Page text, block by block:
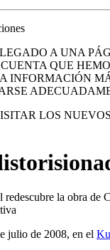
A UNA
QUE
INFORMACIÓN
LOS
la obra de
julio de 2008, en el